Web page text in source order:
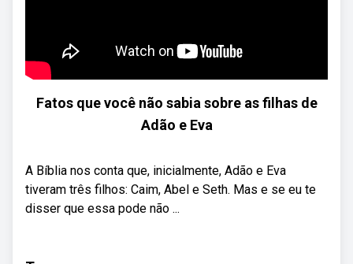
Fatos que você não sabia sobre as filhas de
Adão e Eva
A Bíblia nos conta que, inicialmente, Adão e Eva
tiveram três filhos: Caim, Abel e Seth. Mas e se eu te
disser que essa pode não ...